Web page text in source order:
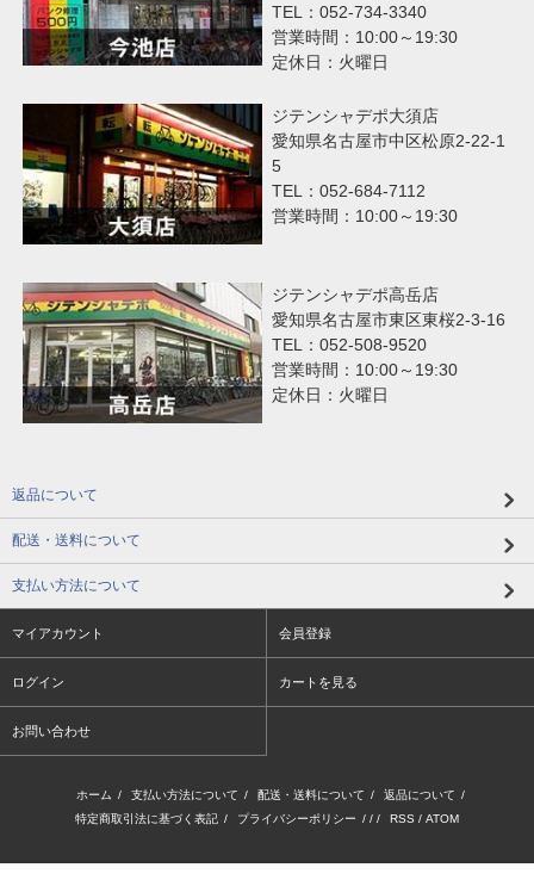
TEL：052-734-3340
営業時間：10:00～19:30
定休日：火曜日
ジテンシャデポ大須店
愛知県名古屋市中区松原2-22-1
5
TEL：052-684-7112
営業時間：10:00～19:30
ジテンシャデポ高岳店
愛知県名古屋市東区東桜2-3-16
TEL：052-508-9520
営業時間：10:00～19:30
定休日：火曜日
返品について
配送・送料について
支払い方法について
マイアカウント 会員登録
ログイン カートを見る
お問い合わせ
ホーム / 支払い方法について / 配送・送料について / 返品について /
特定商取引法に基づく表記 / プライバシーポリシー / / / RSS / ATOM